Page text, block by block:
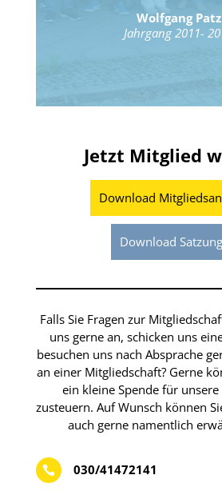
Wolfgang Patz
Jahrgang 2011-
Jetzt Mitglied
Download
Download Satzung
Falls Sie Fragen zur
uns gerne an, schicken uns
besuchen uns nach Absprache
an einer Mitgliedschaft? Gerne
ein kleine Spende für
zusteuern. Auf Wunsch können
auch gerne namentlich
 030/41472141